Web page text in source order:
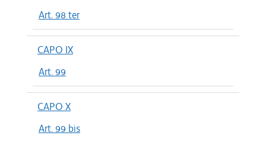
Art. 98 ter
CAPO IX
Art. 99
CAPO X
Art. 99 bis